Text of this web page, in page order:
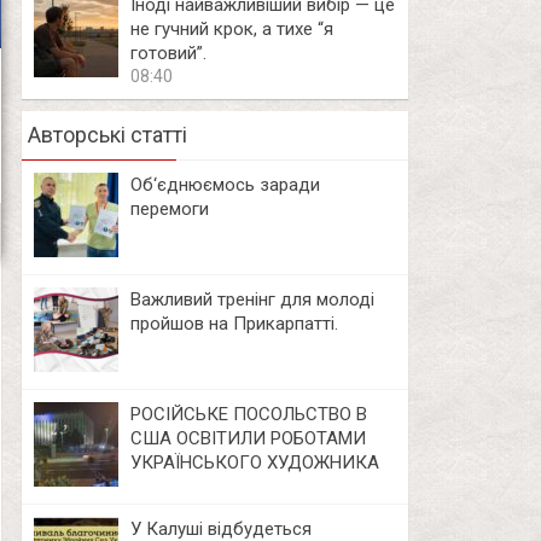
Іноді найважливіший вибір — це
не гучний крок, а тихе “я
готовий”.
08:40
Авторські статті
Об‘єднюємось заради
перемоги
Важливий тренінг для молоді
пройшов на Прикарпатті.
РОСІЙСЬКЕ ПОСОЛЬСТВО В
США ОСВІТИЛИ РОБОТАМИ
УКРАЇНСЬКОГО ХУДОЖНИКА
У Калуші відбудеться